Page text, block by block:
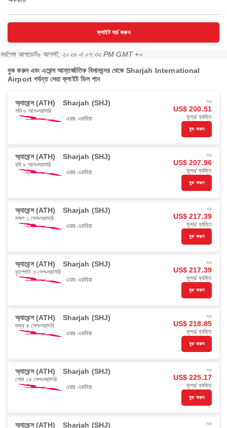
ফ্লাইট সার্চ করুন
সর্বশেষ আপডেট৬ আগস্ট, ২০২৬ এ ০৭:৩২ PM GMT +০
বুক করুন এবং এথেন্স আন্তর্জাতিক বিমানবন্দর থেকে Sharjah International
Airport পর্যন্ত সেরা ফ্লাইট ডিল পান
অ্যাথেন্স (ATH) Sharjah (SHJ)
শনি ৮ আগ সরাসরি
এয়ার এরাবিয়া
শুরু
US$ 200.51
মূল্য/ ব্যক্তি
বুক করুন
অ্যাথেন্স (ATH) Sharjah (SHJ)
রবি ৯ আগ সরাসরি
এয়ার এরাবিয়া
শুরু
US$ 207.96
মূল্য/ ব্যক্তি
বুক করুন
অ্যাথেন্স (ATH) Sharjah (SHJ)
মঙ্গল ১ সেপ সরাসরি
এয়ার এরাবিয়া
শুরু
US$ 217.39
মূল্য/ ব্যক্তি
বুক করুন
অ্যাথেন্স (ATH) Sharjah (SHJ)
বৃহস্পতি ৩ সেপ সরাসরি
এয়ার এরাবিয়া
শুরু
US$ 217.39
মূল্য/ ব্যক্তি
বুক করুন
অ্যাথেন্স (ATH) Sharjah (SHJ)
শুক্র ৪ সেপ সরাসরি
এয়ার এরাবিয়া
শুরু
US$ 218.85
মূল্য/ ব্যক্তি
বুক করুন
অ্যাথেন্স (ATH) Sharjah (SHJ)
সোম ১৪ সেপ সরাসরি
এয়ার এরাবিয়া
শুরু
US$ 225.17
মূল্য/ ব্যক্তি
বুক করুন
অ্যাথেন্স (ATH) Sharjah (SHJ) শুরু